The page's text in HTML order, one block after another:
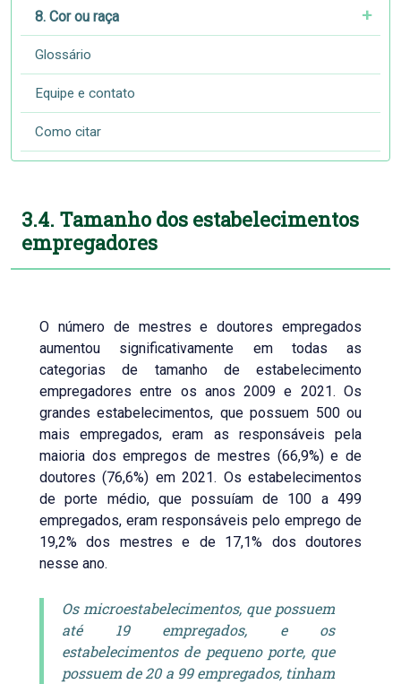
8. Cor ou raça
Glossário
Equipe e contato
Como citar
3.4. Tamanho dos estabelecimentos
empregadores
O número de mestres e doutores empregados
aumentou significativamente em todas as
categorias de tamanho de estabelecimento
empregadores entre os anos 2009 e 2021. Os
grandes estabelecimentos, que possuem 500 ou
mais empregados, eram as responsáveis pela
maioria dos empregos de mestres (66,9%) e de
doutores (76,6%) em 2021. Os estabelecimentos
de porte médio, que possuíam de 100 a 499
empregados, eram responsáveis pelo emprego de
19,2% dos mestres e de 17,1% dos doutores
nesse ano.
Os microestabelecimentos, que possuem
até 19 empregados, e os
estabelecimentos de pequeno porte, que
possuem de 20 a 99 empregados, tinham